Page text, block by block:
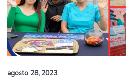
agosto 28, 2023